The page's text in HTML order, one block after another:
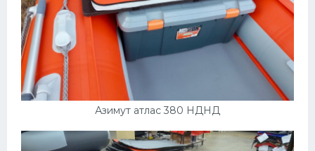
Азимут атлас 380 НДНД